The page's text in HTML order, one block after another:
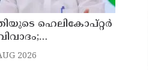
ഹെലികോപ്റ്റര്‍
എഐസിസി
കെ സി
2026